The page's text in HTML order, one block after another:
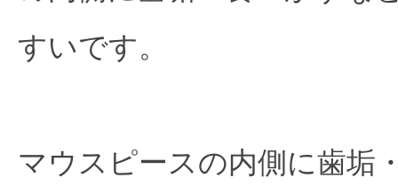
すいです。
マウスピースの内側に歯垢